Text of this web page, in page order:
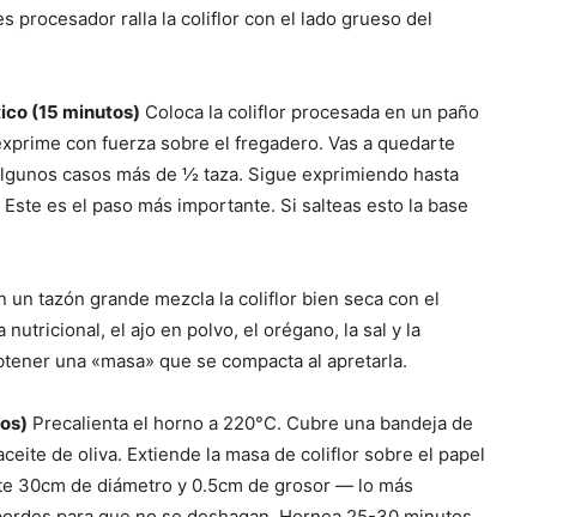
procesador ralla la coliflor con el lado grueso del
(15 minutos) Coloca la coliflor procesada en un paño
con fuerza sobre el fregadero. Vas a quedarte
casos más de ½ taza. Sigue exprimiendo hasta
es el paso más importante. Si salteas esto la base
un tazón grande mezcla la coliflor bien seca con el
nutricional, el ajo en polvo, el orégano, la sal y la
una «masa» que se compacta al apretarla.
Precalienta el horno a 220°C. Cubre una bandeja de
de oliva. Extiende la masa de coliflor sobre el papel
30cm de diámetro y 0.5cm de grosor — lo más